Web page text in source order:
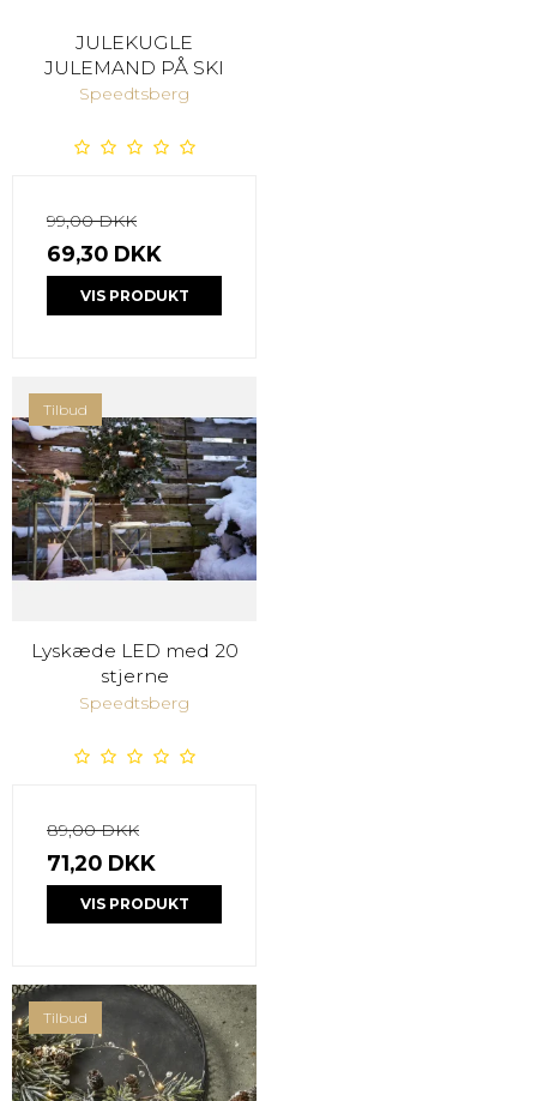
JULEKUGLE
JULEMAND PÅ SKI
Speedtsberg
99,00 DKK
69,30 DKK
VIS PRODUKT
Tilbud
Lyskæde LED med 20
stjerne
Speedtsberg
89,00 DKK
71,20 DKK
VIS PRODUKT
Tilbud